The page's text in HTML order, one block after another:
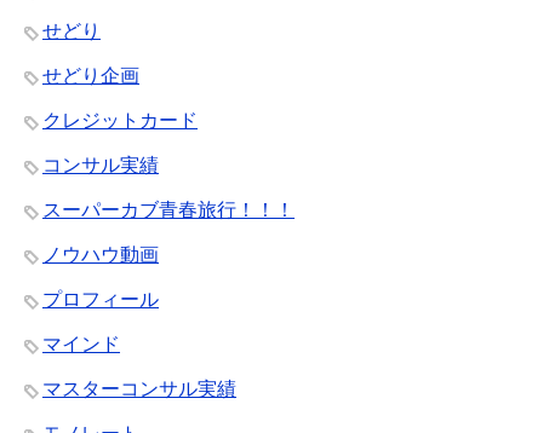
せどり
せどり企画
クレジットカード
コンサル実績
スーパーカブ青春旅行！！！
ノウハウ動画
プロフィール
マインド
マスターコンサル実績